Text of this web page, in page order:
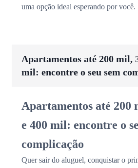
uma opção ideal esperando por você.
Apartamentos até 200 mil,
mil: encontre o seu sem
Apartamentos até 200
e 400 mil: encontre o
complicação
Quer sair do aluguel, conquistar o